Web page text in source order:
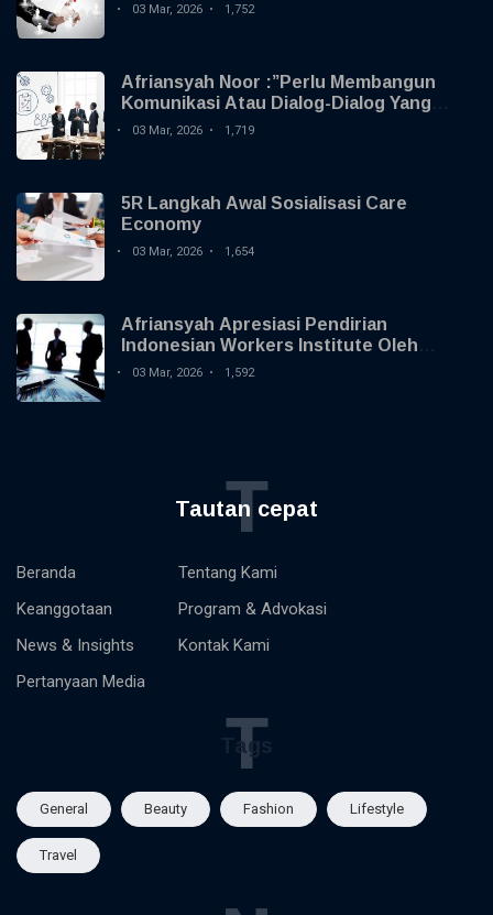
03 Mar, 2026 1,752
Afriansyah Noor :”Perlu Membangun
Komunikasi Atau Dialog-Dialog Yang
Membangun Dengan Serikat Pekerja
03 Mar, 2026 1,719
5R Langkah Awal Sosialisasi Care
Economy
03 Mar, 2026 1,654
Afriansyah Apresiasi Pendirian
Indonesian Workers Institute Oleh
FSPTSI-KSPSI
03 Mar, 2026 1,592
Tautan cepat
T
Beranda
Keanggotaan
News & Insights
Pertanyaan Media
Tentang Kami
Program & Advokasi
Kontak Kami
Tags
T
General Beauty Fashion Lifestyle
Travel